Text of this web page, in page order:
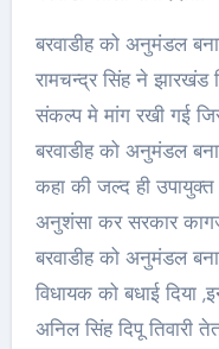
बरवाडीह को अनुमंडल
रामचन्द्र सिंह ने झारखंड
संकल्प मे मांग रखी गई
बरवाडीह को अनुमंडल
कहा की जल्द ही
अनुशंसा कर सरकार
बरवाडीह को अनुमंडल
विधायक को बधाई दिया
अनिल सिंह दिपू तिवारी